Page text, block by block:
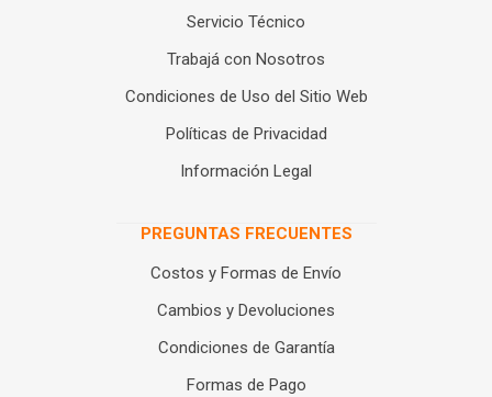
Servicio Técnico
Trabajá con Nosotros
Condiciones de Uso del Sitio Web
Políticas de Privacidad
Información Legal
PREGUNTAS FRECUENTES
Costos y Formas de Envío
Cambios y Devoluciones
Condiciones de Garantía
Formas de Pago